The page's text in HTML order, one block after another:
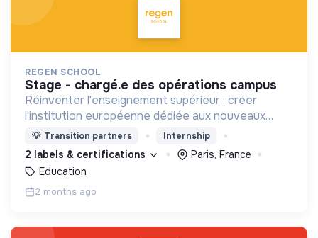
REGEN SCHOOL
stage - chargé.e des opérations campus
Réinventer l'enseignement supérieur : créer
l'institution européenne dédiée aux nouveaux
modèles économiques et à la formation des
décideurs éclairés du 21ème siècle.
💡 Transition partners Internship
2 labels & certifications
Paris, France
Education
2 months ago